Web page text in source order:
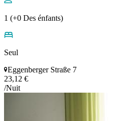
1 (+0 Des énfants)
Seul
Eggenberger Straße 7
23,12 €
/Nuit